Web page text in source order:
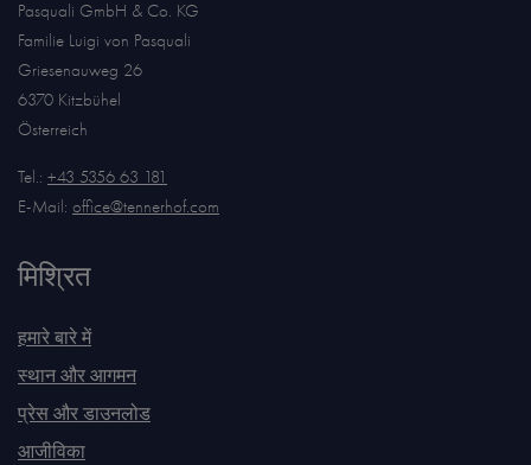
Pasquali GmbH & Co. KG
Familie Luigi von Pasquali
Griesenauweg 26
6370 Kitzbühel
Österreich
Tel.: +43 5356 63 181
E-Mail: office@tennerhof.com
मिश्रित
हमारे बारे में
स्थान और आगमन
प्रेस और डाउनलोड
आजीविका